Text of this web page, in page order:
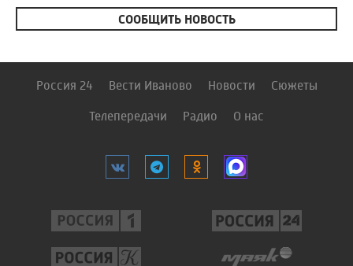
СООБЩИТЬ НОВОСТЬ
Россия 24 Вести Иваново Новости Сюжеты
Телепередачи Радио О нас